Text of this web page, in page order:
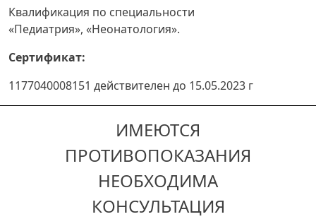
Квалификация по специальности
«Педиатрия», «Неонатология».
Сертификат:
1177040008151 действителен до 15.05.2023 г
ИМЕЮТСЯ
ПРОТИВОПОКАЗАНИЯ
НЕОБХОДИМА
КОНСУЛЬТАЦИЯ